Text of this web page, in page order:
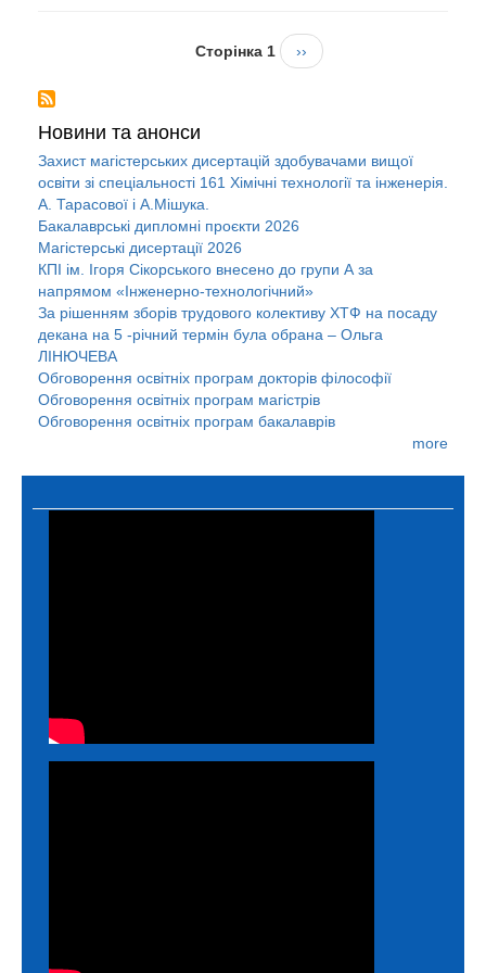
сторінки
Сторінка 1
Наступна
сторінка
››
Новини та анонси
Захист магістерських дисертацій здобувачами вищої
освіти зі спеціальності 161 Хімічні технології та інженерія.
А. Тарасової і А.Мішука.
Бакалаврські дипломні проєкти 2026
Магістерські дисертації 2026
КПІ ім. Ігоря Сікорського внесено до групи А за
напрямом «Інженерно-технологічний»
За рішенням зборів трудового колективу ХТФ на посаду
декана на 5 -річний термін була обрана – Ольга
ЛІНЮЧЕВА
Обговорення освітніх програм докторів філософії
Обговорення освітніх програм магістрів
Обговорення освітніх програм бакалаврів
more